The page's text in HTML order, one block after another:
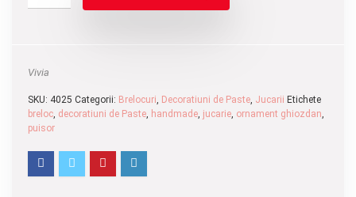
Vivia
SKU: 4025 Categorii: Brelocuri, Decoratiuni de Paste, Jucarii Etichete
breloc, decoratiuni de Paste, handmade, jucarie, ornament ghiozdan,
puisor